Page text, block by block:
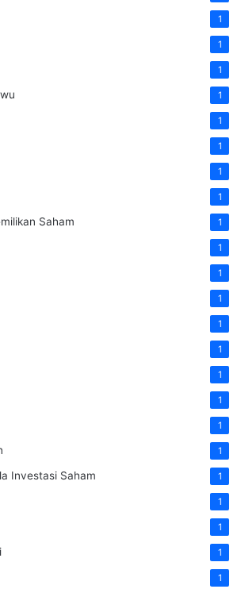
1
1
1
1
1
1
1
1
Saham 1
1
1
1
1
1
1
1
1
1
Investasi Saham 1
1
1
1
1